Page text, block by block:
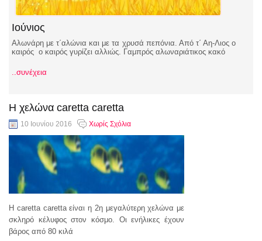
Ιούνιος
Αλωνάρη με τ΄αλώνια και με τα χρυσά πεπόνια. Από τ΄ Αη-Λιος ο
καιρός ο καιρός γυρίζει αλλιώς. Γαμπρός αλωναριάτικος κακό
..συνέχεια
Η χελώνα caretta caretta
10 Ιουνίου 2016 Χωρίς Σχόλια
H caretta caretta είναι η 2η μεγαλύτερη χελώνα με
σκληρό κέλυφος στον κόσμο. Οι ενήλικες έχουν
βάρος από 80 κιλά